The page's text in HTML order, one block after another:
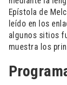
Epístola de
leído en los
algunos sitios
muestra los